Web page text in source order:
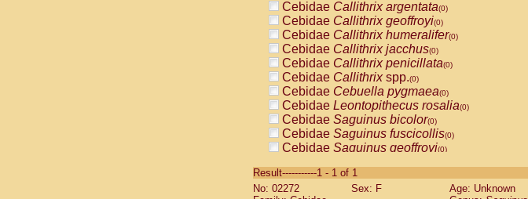
Cebidae Callithrix argentata(0)
Cebidae Callithrix geoffroyi(0)
Cebidae Callithrix humeralifer(0)
Cebidae Callithrix jacchus(0)
Cebidae Callithrix penicillata(0)
Cebidae Callithrixspp.(0)
Cebidae Cebuella pygmaea(0)
Cebidae Leontopithecus rosalia(0)
Cebidae Saguinus bicolor(0)
Cebidae Saguinus fuscicollis(0)
Cebidae Saguinus geoffroyi(0)
CebidaeSaguinus labiatus(0)
Cebidae Saguinus leucopus (0)
Result-----------1 - 1 of 1
No: 02272
Sex: F
Age: Unknown